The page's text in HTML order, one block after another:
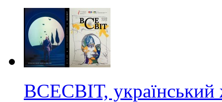
ВСЕСВІТ, український